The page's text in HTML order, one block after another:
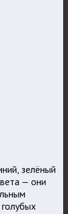
зелёный
— они